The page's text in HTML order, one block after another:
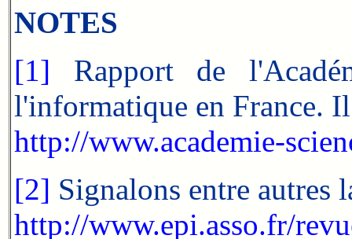
NOTES
[1] Rapport de
l'informatique en France.
http://www.academie-
[2] Signalons entre autres
http://www.epi.asso.fr/